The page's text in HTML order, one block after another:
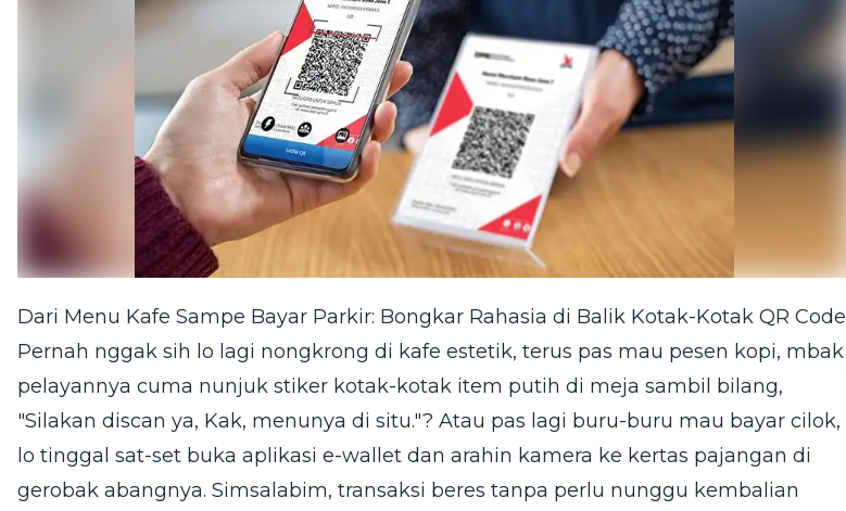
Dari Menu Kafe Sampe Bayar Parkir: Bongkar Rahasia di Balik Kotak-Kotak QR Code
Pernah nggak sih lo lagi nongkrong di kafe estetik, terus pas mau pesen kopi, mbak
pelayannya cuma nunjuk stiker kotak-kotak item putih di meja sambil bilang,
"Silakan discan ya, Kak, menunya di situ."? Atau pas lagi buru-buru mau bayar cilok,
lo tinggal sat-set buka aplikasi e-wallet dan arahin kamera ke kertas pajangan di
gerobak abangnya. Simsalabim, transaksi beres tanpa perlu nunggu kembalian